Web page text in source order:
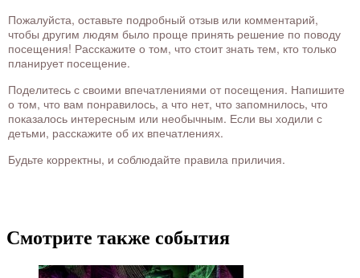
Пожалуйста, оставьте подробный отзыв или комментарий,
чтобы другим людям было проще принять решение по поводу
посещения! Расскажите о том, что стоит знать тем, кто только
планирует посещение.
Поделитесь с своими впечатлениями от посещения. Напишите
о том, что вам понравилось, а что нет, что запомнилось, что
показалось интересным или необычным. Если вы ходили с
детьми, расскажите об их впечатлениях.
Будьте корректны, и соблюдайте правила приличия.
Смотрите также события